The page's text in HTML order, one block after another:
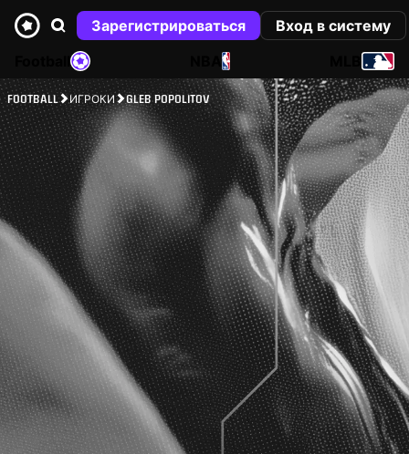
Зарегистрироваться
Вход в систему
NBA
FOOTBALL ИГРОКИ GLEB POPOLITOV